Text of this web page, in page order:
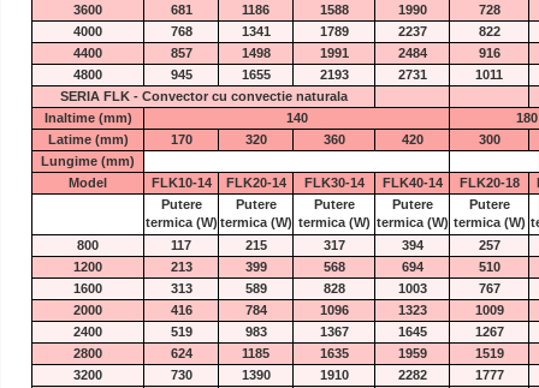
3600 681 1186 1588 1990
728
4000
768 1341 1789 2237
822
4400
857 1498 1991 2484
916
4800
945 1655 2193 2731
1011
SERIA FLK - Convector cu convectie naturala
Inaltime (mm)
140
180
Latime (mm)
170 320 360 420
300
Lungime (mm)
Model
FLK10-14 FLK20-14 FLK30-14 FLK40-14 FLK20-18
Putere
termica(W)
Putere
termica(W)
Putere
termica(W)
Putere
termica(W)
Putere
termica(W)
800
117 215 317 394
257
1200
213 399 568 694
510
1600
313 589 828 1003
767
2000
416 784 1096 1323
1009
2400
519 983 1367 1645
1267
2800
624 1185 1635 1959
1519
3200
730 1390 1910 2282
1777